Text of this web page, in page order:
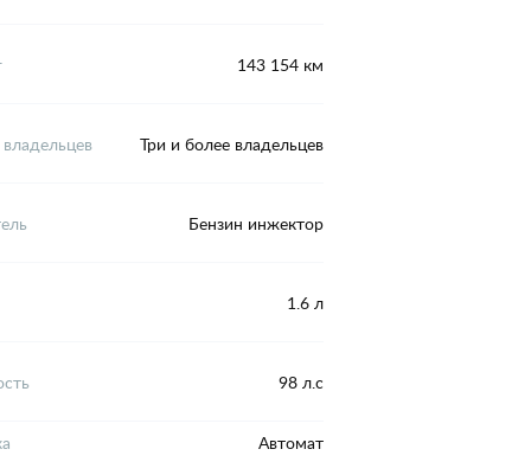
143 154 км
Три и более владельцев
Бензин инжектор
1.6 л
98 л.с
Автомат